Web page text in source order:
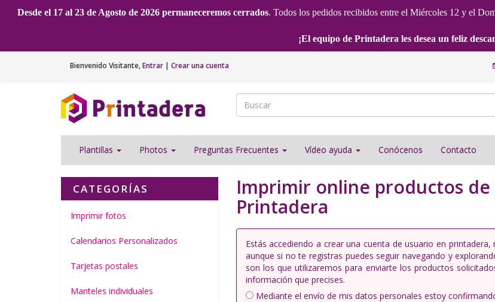
Desde el 17 al 23 de Agosto de 2026 permaneceremos cerrados. Todos los pedidos recibidos entre el Miércoles 12 y el
¡El equipo de Printadera les desea un feliz
Bienvenido Visitante,Entrar | Crear una cuenta
Plantillas Photos Preguntas Frecuentes Vídeo ayuda Conócenos Contacto
CATEGORÍAS
Imprimir fotos
Calendarios Personalizados
Tarjetas postales
Manteles individuales
Imprimir online productos de
Printadera
Estás accediendo a crear una cuenta de usuario en
aunque si no te registras puedes seguir navegando y
son los que utilizaremos para enviarte los productos
información que precises.
Mediante el envío de mis datos personales estoy